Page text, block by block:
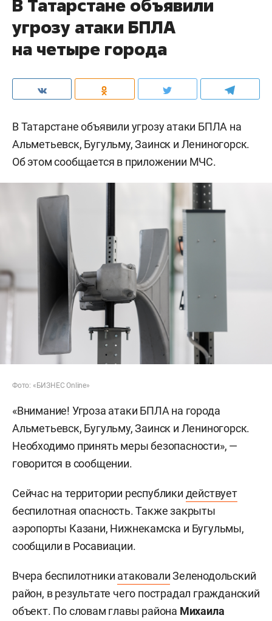
В Татарстане объявили
угрозу атаки БПЛА
на четыре города
В Татарстане объявили угрозу атаки БПЛА на
Альметьевск, Бугульму, Заинск и Лениногорск.
Об этом сообщается в приложении МЧС.
Фото: «БИЗНЕС Online»
«Внимание! Угроза атаки БПЛА на города
Альметьевск, Бугульму, Заинск и Лениногорск.
Необходимо принять меры безопасности», —
говорится в сообщении.
Сейчас на территории республики действует
беспилотная опасность. Также закрыты
аэропорты Казани, Нижнекамска и Бугульмы,
сообщили в Росавиации.
Вчера беспилотники атаковалиЗеленодольский
район, в результате чего пострадал гражданский
объект. По словам главы района Михаила